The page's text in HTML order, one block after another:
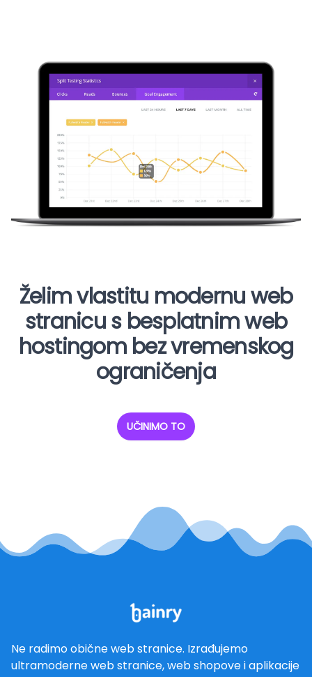
Želim vlastitu modernu web
stranicu s besplatnim web
hostingom bez vremenskog
ograničenja
UČINIMO TO
Ne radimo obične web stranice. Izrađujemo
ultramoderne web stranice, web shopove i aplikacije